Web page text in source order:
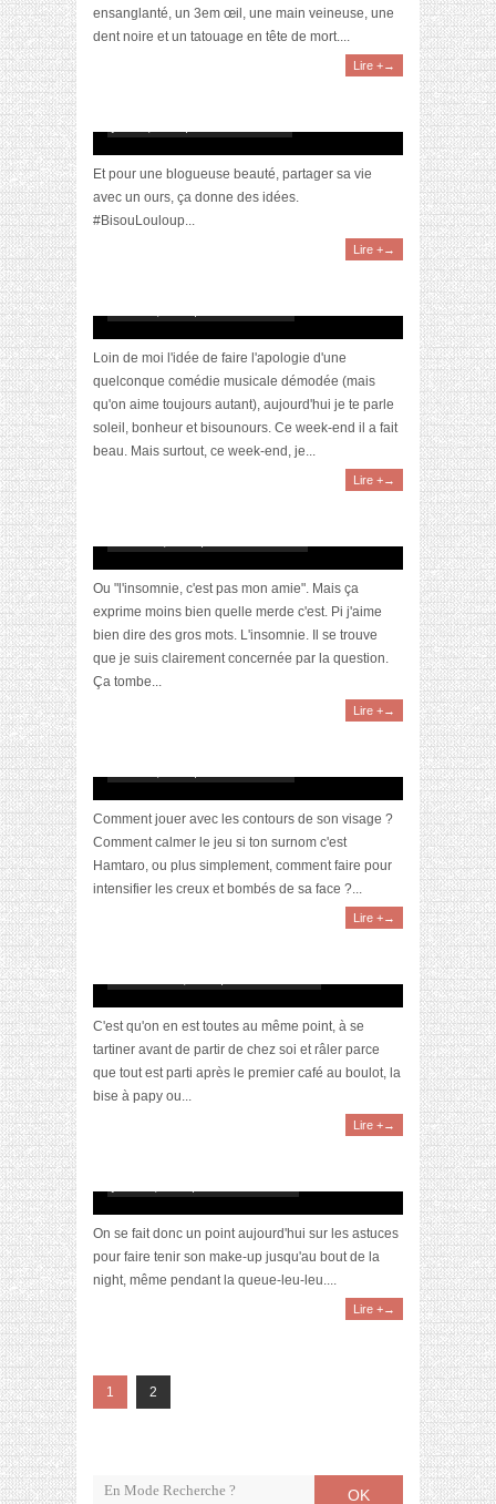
ensanglanté, un 3em œil, une main veineuse, une
dent noire et un tatouage en tête de mort....
Lire +→
Et pour une blogueuse beauté, partager sa vie
avec un ours, ça donne des idées.
#BisouLouloup...
Lire +→
Loin de moi l'idée de faire l'apologie d'une
quelconque comédie musicale démodée (mais
qu'on aime toujours autant), aujourd'hui je te parle
soleil, bonheur et bisounours. Ce week-end il a fait
beau. Mais surtout, ce week-end, je...
Lire +→
Ou "l'insomnie, c'est pas mon amie". Mais ça
exprime moins bien quelle merde c'est. Pi j'aime
bien dire des gros mots. L'insomnie. Il se trouve
que je suis clairement concernée par la question.
Ça tombe...
Lire +→
Comment jouer avec les contours de son visage ?
Comment calmer le jeu si ton surnom c'est
Hamtaro, ou plus simplement, comment faire pour
intensifier les creux et bombés de sa face ?...
Lire +→
C'est qu'on en est toutes au même point, à se
tartiner avant de partir de chez soi et râler parce
que tout est parti après le premier café au boulot, la
bise à papy ou...
Lire +→
On se fait donc un point aujourd'hui sur les astuces
pour faire tenir son make-up jusqu'au bout de la
night, même pendant la queue-leu-leu....
Lire +→
1 2
OK